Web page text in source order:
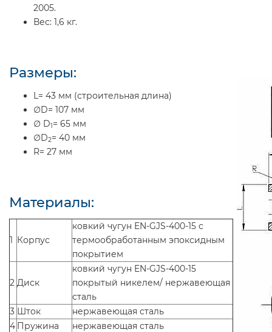
2005.
Вес: 1,6 кг.
Размеры:
L= 43 мм (строительная длина)
∅D= 107 мм
∅ D1 = 65 мм
∅D2= 40 мм
R= 27 мм
Материалы:
1 Корпус
ковкий чугун EN-GJS-400-15 с
термообработанным эпоксидным
покрытием
2 Диск
ковкий чугун EN-GJS-400-15
покрытый никелем/ нержавеющая
сталь
3 Шток
нержавеющая сталь
4 Пружина
нержавеющая сталь